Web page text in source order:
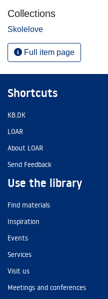
Collections
Skolelove
Full item page
Shortcuts
KB.DK
LOAR
About LOAR
Send Feedback
Use the library
Find materials
Inspiration
Events
Services
Visit us
Meetings and conferences